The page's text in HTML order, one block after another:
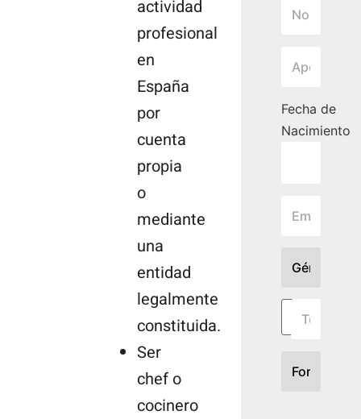
actividad
profesional
en
España
por
cuenta
propia
o
mediante
una
entidad
legalmente
constituida.
Ser
chef o
cocinero
Fecha de
Nacimiento